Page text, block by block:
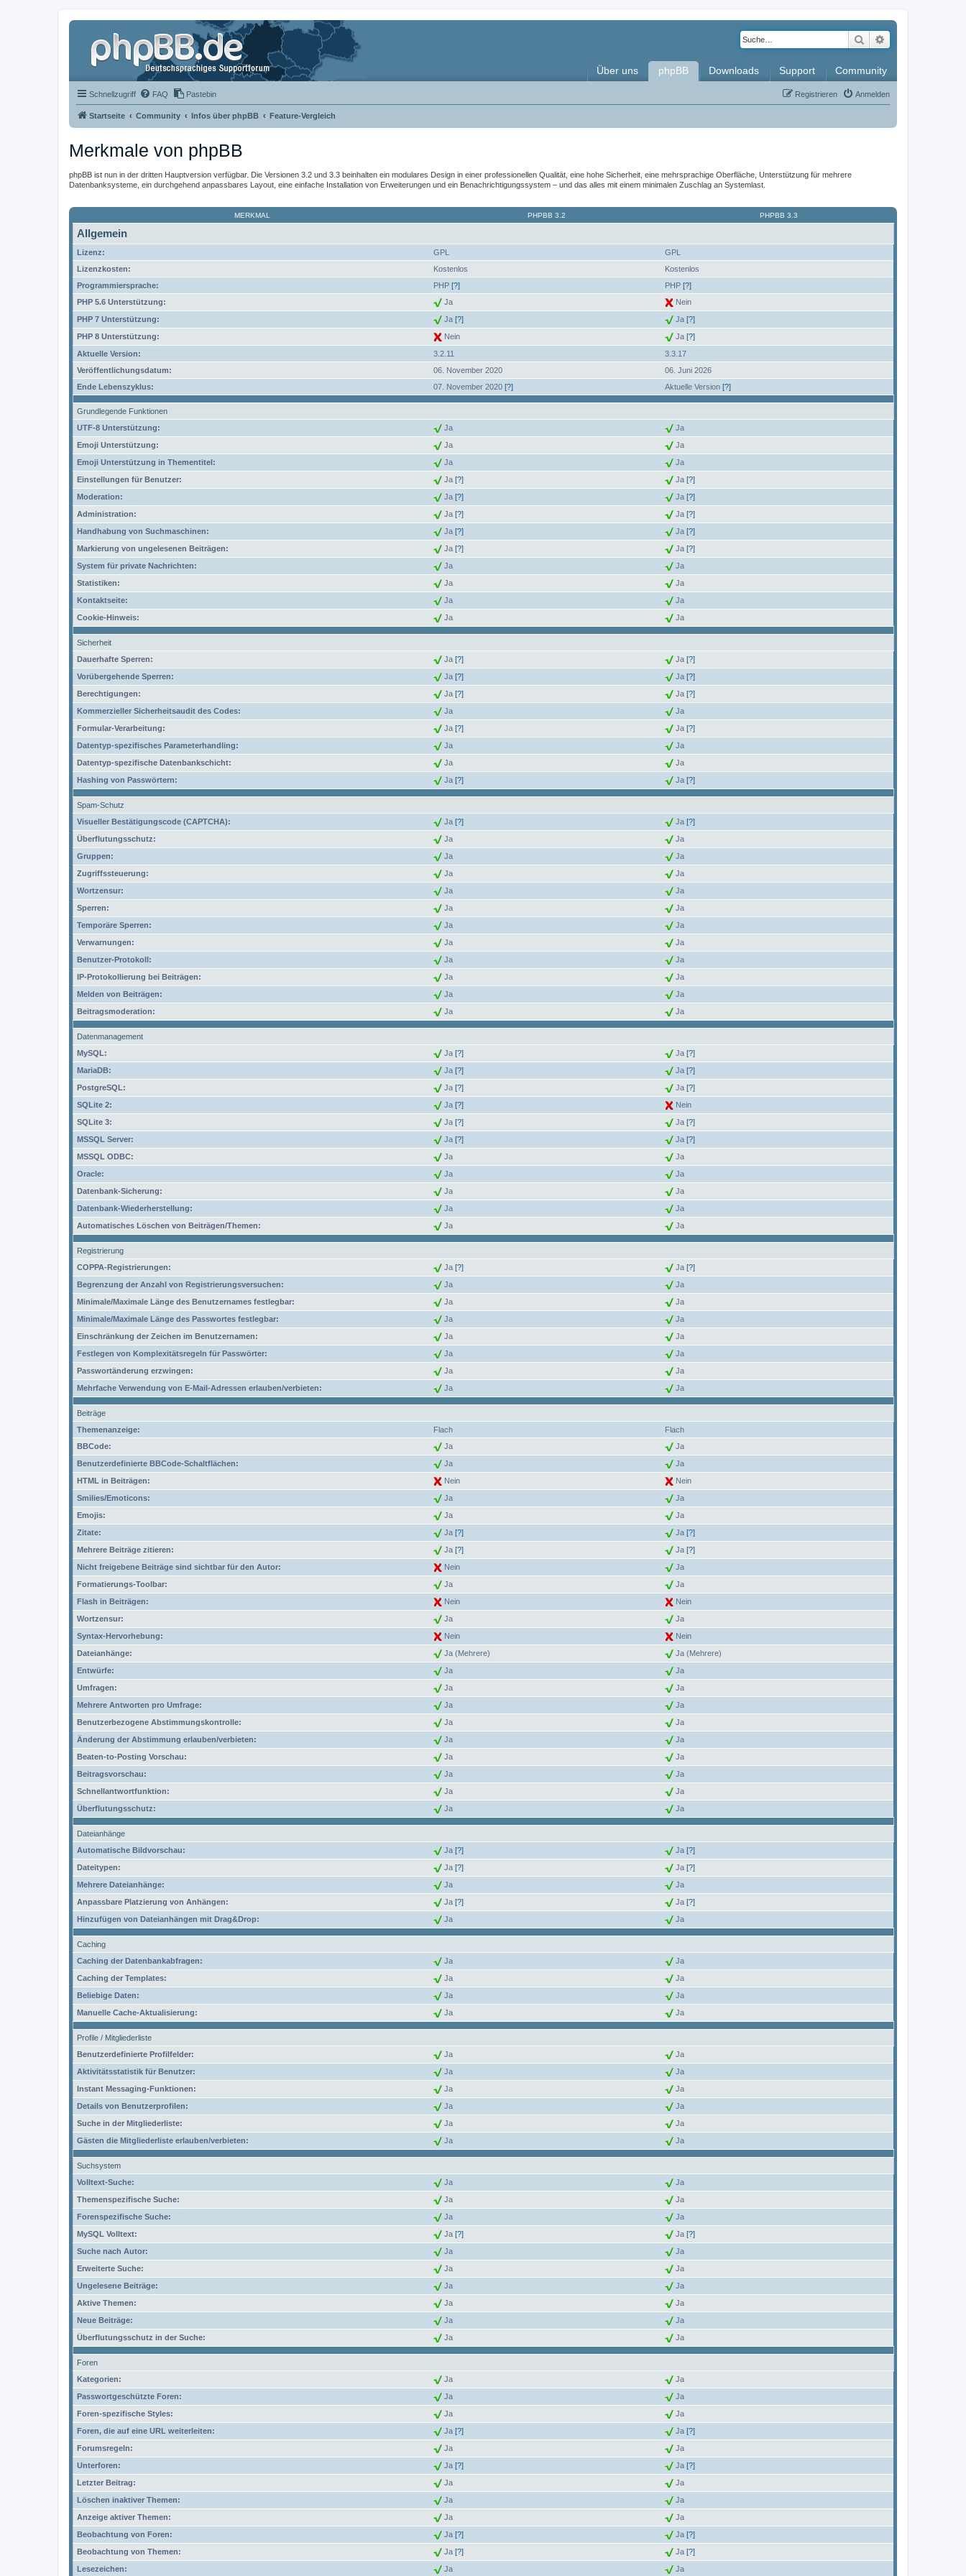
Suche
Über uns phpBB Downloads Support Community
Schnellzugriff FAQ Pastebin Anmelden
Registrieren
Startseite Community Infos über phpBB Feature-Vergleich
Merkmale von phpBB
phpBB ist nun in der dritten Hauptversion verfügbar. Die Versionen 3.2 und 3.3 beinhalten ein modulares Design in einer professionellen Qualität, eine hohe Sicherheit, eine mehrsprachige Oberfläche, Unterstützung für mehrere
Datenbanksysteme, ein durchgehend anpassbares Layout, eine einfache Installation von Erweiterungen und ein Benachrichtigungssystem – und das alles mit einem minimalen Zuschlag an Systemlast.
MERKMAL PHPBB 3.2 PHPBB 3.3
Allgemein
Lizenz: GPL
GPL
Lizenzkosten:
Kostenlos
Kostenlos
Programmiersprache:
PHP [?] PHP [?]
PHP 5.6 Unterstützung:
Ja
Nein
PHP 7 Unterstützung:
Ja [?] Ja [?]
PHP 8 Unterstützung:
Nein Ja [?]
Aktuelle Version:
3.2.11
3.3.17
Veröffentlichungsdatum:
06. November 2020
06. Juni 2026
Ende Lebenszyklus:
07. November 2020 [?] Aktuelle Version [?]
Grundlegende Funktionen
UTF-8 Unterstützung:
Ja
Ja
Emoji Unterstützung:
Ja
Ja
Emoji Unterstützung in Thementitel:
Ja
Ja
Einstellungen für Benutzer:
Ja [?] Ja [?]
Moderation:
Ja [?] Ja [?]
Administration:
Ja [?] Ja [?]
Handhabung von Suchmaschinen:
Ja [?] Ja [?]
Markierung von ungelesenen Beiträgen:
Ja [?] Ja [?]
System für private Nachrichten:
Ja
Ja
Statistiken:
Ja
Ja
Kontaktseite:
Ja
Ja
Cookie-Hinweis:
Ja Ja
Sicherheit
Dauerhafte Sperren:
Ja [?] Ja [?]
Vorübergehende Sperren:
Ja [?] Ja [?]
Berechtigungen:
Ja [?] Ja [?]
Kommerzieller Sicherheitsaudit des Codes:
Ja
Ja
Formular-Verarbeitung:
Ja [?] Ja [?]
Datentyp-spezifisches Parameterhandling:
Ja
Ja
Datentyp-spezifische Datenbankschicht:
Ja
Ja
Hashing von Passwörtern:
Ja [?] Ja [?]
Spam-Schutz
Visueller Bestätigungscode (CAPTCHA):
Ja [?] Ja [?]
Überflutungsschutz:
Ja
Ja
Gruppen:
Ja
Ja
Zugriffssteuerung:
Ja
Ja
Wortzensur:
Ja
Ja
Sperren:
Ja
Ja
Temporäre Sperren:
Ja
Ja
Verwarnungen:
Ja
Ja
Benutzer-Protokoll:
Ja
Ja
IP-Protokollierung bei Beiträgen:
Ja
Ja
Melden von Beiträgen:
Ja
Ja
Beitragsmoderation:
Ja Ja
Datenmanagement
MySQL:
Ja [?] Ja [?]
MariaDB:
Ja [?] Ja [?]
PostgreSQL:
Ja [?] Ja [?]
SQLite 2:
Ja [?]
Nein
SQLite 3:
Ja [?] Ja [?]
MSSQL Server:
Ja [?] Ja [?]
MSSQL ODBC:
Ja
Ja
Oracle:
Ja
Ja
Datenbank-Sicherung:
Ja
Ja
Datenbank-Wiederherstellung:
Ja
Ja
Automatisches Löschen von Beiträgen/Themen:
Ja Ja
Registrierung
COPPA-Registrierungen:
Ja [?] Ja [?]
Begrenzung der Anzahl von Registrierungsversuchen:
Ja
Ja
Minimale/Maximale Länge des Benutzernames festlegbar:
Ja
Ja
Minimale/Maximale Länge des Passwortes festlegbar:
Ja
Ja
Einschränkung der Zeichen im Benutzernamen:
Ja
Ja
Festlegen von Komplexitätsregeln für Passwörter:
Ja
Ja
Passwortänderung erzwingen:
Ja
Ja
Mehrfache Verwendung von E-Mail-Adressen erlauben/verbieten:
Ja Ja
Beiträge
Themenanzeige:
Flach
Flach
BBCode:
Ja
Ja
Benutzerdefinierte BBCode-Schaltflächen:
Ja
Ja
HTML in Beiträgen:
Nein
Nein
Smilies/Emoticons:
Ja
Ja
Emojis:
Ja
Ja
Zitate:
Ja [?] Ja [?]
Mehrere Beiträge zitieren:
Ja [?] Ja [?]
Nicht freigebene Beiträge sind sichtbar für den Autor:
Nein
Ja
Formatierungs-Toolbar:
Ja
Ja
Flash in Beiträgen:
Nein
Nein
Wortzensur:
Ja
Ja
Syntax-Hervorhebung:
Nein
Nein
Dateianhänge:
Ja (Mehrere)
Ja (Mehrere)
Entwürfe:
Ja
Ja
Umfragen:
Ja
Ja
Mehrere Antworten pro Umfrage:
Ja
Ja
Benutzerbezogene Abstimmungskontrolle:
Ja
Ja
Änderung der Abstimmung erlauben/verbieten:
Ja
Ja
Beaten-to-Posting Vorschau:
Ja
Ja
Beitragsvorschau:
Ja
Ja
Schnellantwortfunktion:
Ja
Ja
Überflutungsschutz:
Ja Ja
Dateianhänge
Automatische Bildvorschau:
Ja [?] Ja [?]
Dateitypen:
Ja [?] Ja [?]
Mehrere Dateianhänge:
Ja
Ja
Anpassbare Platzierung von Anhängen:
Ja [?] Ja [?]
Hinzufügen von Dateianhängen mit Drag&Drop:
Ja Ja
Caching
Caching der Datenbankabfragen:
Ja
Ja
Caching der Templates:
Ja
Ja
Beliebige Daten:
Ja
Ja
Manuelle Cache-Aktualisierung:
Ja Ja
Profile / Mitgliederliste
Benutzerdefinierte Profilfelder:
Ja
Ja
Aktivitätsstatistik für Benutzer:
Ja
Ja
Instant Messaging-Funktionen:
Ja
Ja
Details von Benutzerprofilen:
Ja
Ja
Suche in der Mitgliederliste:
Ja
Ja
Gästen die Mitgliederliste erlauben/verbieten:
Ja Ja
Suchsystem
Volltext-Suche:
Ja
Ja
Themenspezifische Suche:
Ja
Ja
Forenspezifische Suche:
Ja
Ja
MySQL Volltext:
Ja [?] Ja [?]
Suche nach Autor:
Ja
Ja
Erweiterte Suche:
Ja
Ja
Ungelesene Beiträge:
Ja
Ja
Aktive Themen:
Ja
Ja
Neue Beiträge:
Ja
Ja
Überflutungsschutz in der Suche:
Ja Ja
Foren
Kategorien:
Ja
Ja
Passwortgeschützte Foren:
Ja
Ja
Foren-spezifische Styles:
Ja
Ja
Foren, die auf eine URL weiterleiten:
Ja [?] Ja [?]
Forumsregeln:
Ja
Ja
Unterforen:
Ja [?] Ja [?]
Letzter Beitrag:
Ja
Ja
Löschen inaktiver Themen:
Ja
Ja
Anzeige aktiver Themen:
Ja
Ja
Beobachtung von Foren:
Ja [?] Ja [?]
Beobachtung von Themen:
Ja [?] Ja [?]
Lesezeichen:
Ja Ja